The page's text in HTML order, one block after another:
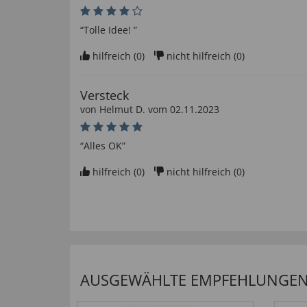
“Tolle Idee! ”
hilfreich (0) nicht hilfreich (0)
Versteck
von Helmut D. vom 02.11.2023
“Alles OK”
hilfreich (0) nicht hilfreich (0)
es bei Bedarf nochmals bestellen”
AUSGEWÄHLTE